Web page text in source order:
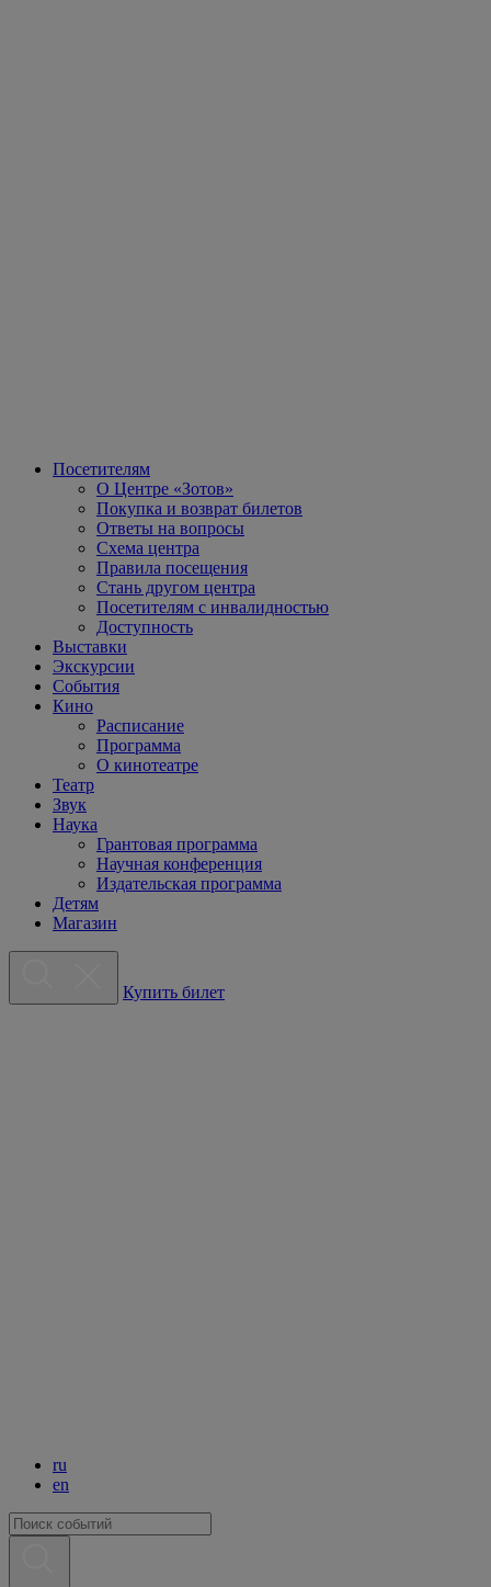
Посетителям
О Центре «Зотов»
Покупка и возврат билетов
Ответы на вопросы
Схема центра
Правила посещения
Стань другом центра
Посетителям с инвалидностью
Доступность
Выставки
Экскурсии
События
Кино
Расписание
Программа
О кинотеатре
Театр
Звук
Наука
Грантовая программа
Научная конференция
Издательская программа
Детям
Магазин
Купить билет
ru
en